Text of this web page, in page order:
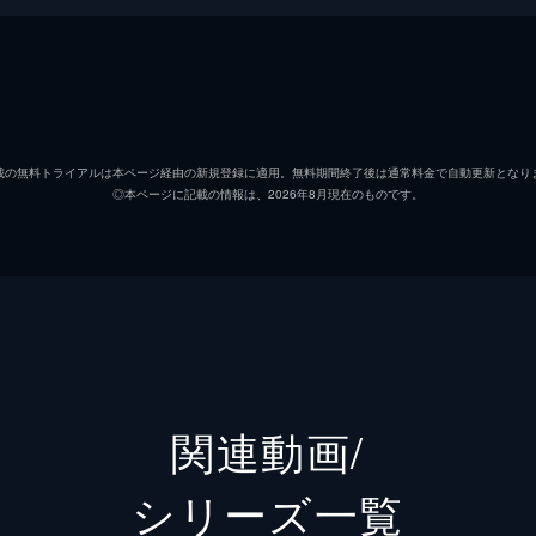
ルという厳しい現実に押しつぶされそうになりながらも成長
モデルは、楽器の町・浜松市で３年ごとに開かれる「浜松国
無料トライアルは本ページ経由の新規登録に適用。無料期間終了後は通常料金で自動更新となり
◎本ページに記載の情報は、2026年8月現在のものです。
関連動画/
シリーズ⼀覧